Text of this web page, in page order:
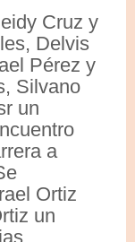
Cruz y
Delvis
Pérez y
Silvano
un
a
Ortiz
un